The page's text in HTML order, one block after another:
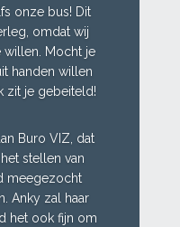
onze bus! Dit
omdat wij
willen. Mocht je
handen willen
zit je gebeiteld!
Buro VIZ, dat
stellen van
meegezocht
Anky zal haar
het ook fijn om